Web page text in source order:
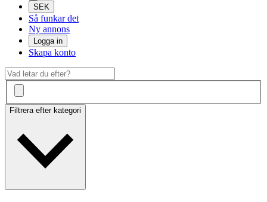
SEK
Så funkar det
Ny annons
Logga in
Skapa konto
Filtrera efter kategori